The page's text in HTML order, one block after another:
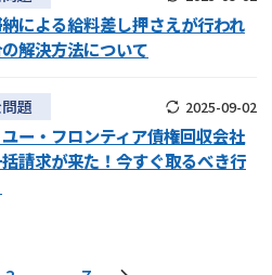
による給料差し押さえが行われ
解決方法について
題 2025-09-02
ー・フロンティア債権回収会社
請求が来た！今すぐ取るべき行